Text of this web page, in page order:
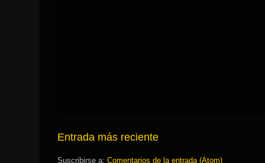
Entrada más reciente
Suscribirse a: Comentarios de la entrada (Atom)